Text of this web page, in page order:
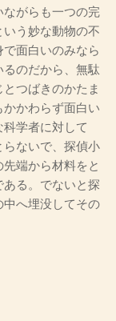
ながらも一つの完
う妙な動物の不
面白いのみなら
のだから、無駄
つばきのかたま
かわらず面白い
学者に対して
らないで、探偵小
端から材料をと
る。でないと探
へ埋没してその